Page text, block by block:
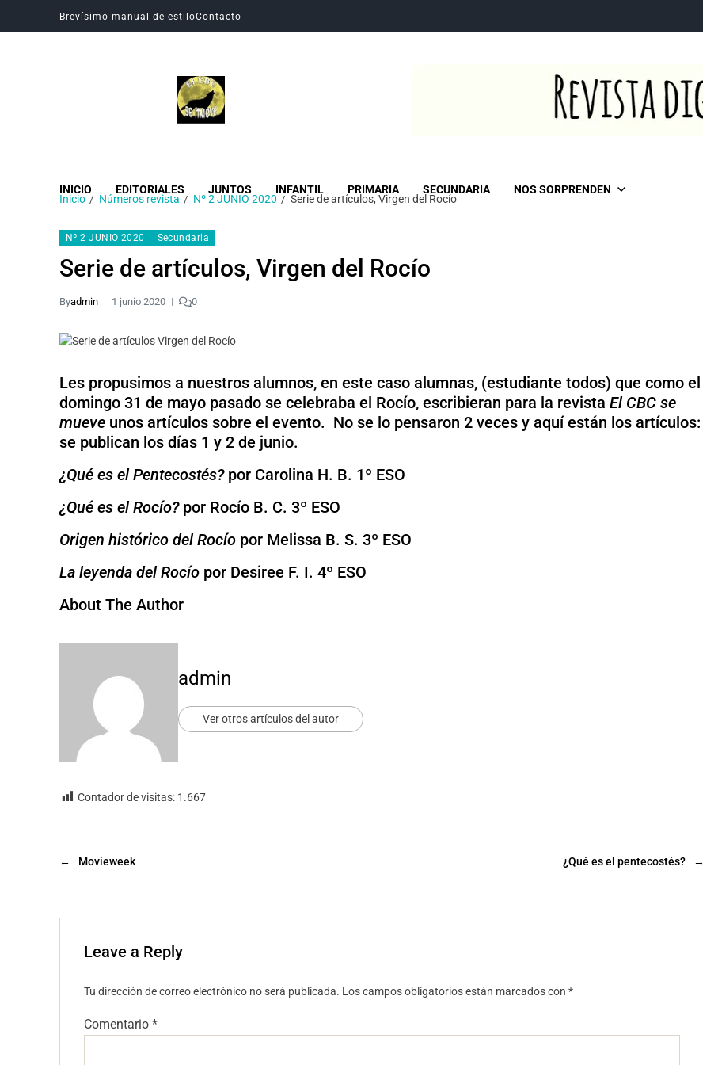
Brevísimo manual de estiloContacto
INICIO EDITORIALES JUNTOS INFANTIL PRIMARIA SECUNDARIA NOS SORPRENDEN
Inicio Números revista Nº 2 JUNIO 2020 Serie de artículos, Virgen del Rocío
Nº 2 JUNIO 2020 Secundaria
Serie de artículos, Virgen del Rocío
Byadmin 1 junio 2020 0
Les propusimos a nuestros alumnos, en este caso alumnas, (estudiante todos) que como el
domingo 31 de mayo pasado se celebraba el Rocío, escribieran para la revista El CBC se
mueve unos artículos sobre el evento. No se lo pensaron 2 veces y aquí están los artículos:
se publican los días 1 y 2 de junio.
¿Qué es el Pentecostés?por Carolina H. B. 1º ESO
¿Qué es el Rocío?por Rocío B. C. 3º ESO
Origen histórico del Rocío por Melissa B. S. 3º ESO
La leyenda del Rocío por Desiree F. I. 4º ESO
About The Author
admin
Ver otros artículos del autor
Contador de visitas: 1.667
← Movieweek →
¿Qué es el pentecostés?
Leave a Reply
Tu dirección de correo electrónico no será publicada. Los campos obligatorios están marcados con *
Comentario *